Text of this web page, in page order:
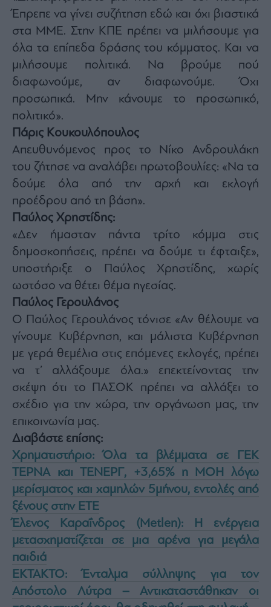
Έπρεπε να γίνει συζήτηση εδώ και όχι βιαστικά
στα ΜΜΕ. Στην ΚΠΕ πρέπει να μιλήσουμε για
όλα τα επίπεδα δράσης του κόμματος. Και να
μιλήσουμε πολιτικά. Να βρούμε πού
διαφωνούμε, αν διαφωνούμε. Όχι
προσωπικά. Μην κάνουμε το προσωπικό,
πολιτικό».
Πάρις Κουκουλόπουλος
Απευθυνόμενος προς το Νίκο Ανδρουλάκη
του ζήτησε να αναλάβει πρωτοβουλίες: «Να τα
δούμε όλα από την αρχή και εκλογή
προέδρου από τη βάση».
Παύλος Χρηστίδης:
«Δεν ήμασταν πάντα τρίτο κόμμα στις
δημοσκοπήσεις, πρέπει να δούμε τι έφταιξε»,
υποστήριξε ο Παύλος Χρηστίδης, χωρίς
ωστόσο να θέτει θέμα ηγεσίας.
Παύλος Γερουλάνος
Ο Παύλος Γερουλάνος τόνισε «Αν θέλουμε να
γίνουμε Κυβέρνηση, και μάλιστα Κυβέρνηση
με γερά θεμέλια στις επόμενες εκλογές, πρέπει
να τ’ αλλάξουμε όλα.» επεκτείνοντας την
σκέψη ότι το ΠΑΣΟΚ πρέπει να αλλάξει το
σχέδιο για την χώρα, την οργάνωση μας, την
επικοινωνία μας.
Διαβάστε επίσης:
Χρηματιστήριο: Όλα τα βλέμματα σε ΓΕΚ
ΤΕΡΝΑ και ΤΕΝΕΡΓ, +3,65% η ΜΟΗ λόγω
μερίσματος και χαμηλών 5μήνου, εντολές από
ξένους στην ΕΤΕ
Έλενος Καραΐνδρος (Metlen): Η ενέργεια
μετασχηματίζεται σε μια αρένα για μεγάλα
παιδιά
EKTAKTO: Ένταλμα σύλληψης για τον
Απόστολο Λύτρα – Αντικαταστάθηκαν οι